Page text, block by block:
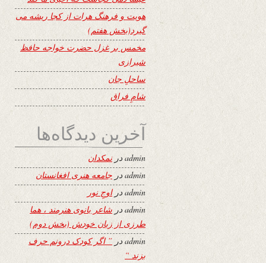
هویت و فرهنگ هرات از کجا ریشه می
گیرد(بخش هفتم)
مخمس بر غزل حضرت خواجه حافظ
شیرازی
ساحلِ جان
شامِ فراق
آخرین دیدگاه‌ها
adminدرنمکدان
adminدر جامعه هنری افغانستان
adminدراوجِ نور
adminدر شاعر بانوی هنرمند ، هما
طرزی از زبان خودش (بخش دوم)
adminدر ” اگر کودک درونم حرف
بزند “